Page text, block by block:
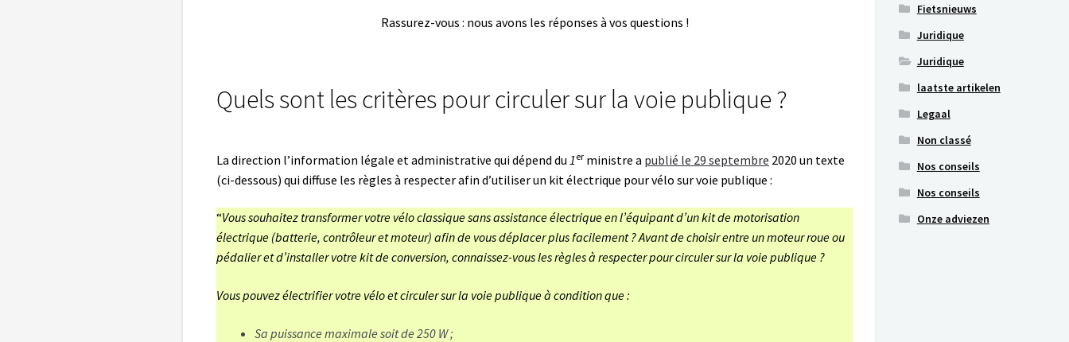
Rassurez-vous : nous avons les réponses à vos questions !
Quels sont les critères pour circuler sur la voie publique ?
La direction l’information légale et administrative qui dépend du 1 er ministre a publié le 29 septembre 2020 un texte
(ci-dessous) qui diffuse les règles à respecter afin d’utiliser un kit électrique pour vélo sur voie publique :
“Vous souhaitez transformer votre vélo classique sans assistance électrique en l’équipant d’un kit de motorisation
électrique (batterie, contrôleur et moteur) afin de vous déplacer plus facilement ? Avant de choisir entre un moteur roue ou
pédalier et d’installer votre kit de conversion, connaissez-vous les règles à respecter pour circuler sur la voie publique ?
Vous pouvez électrifier votre vélo et circuler sur la voie publique à condition que :
Sa puissance maximale soit de 250 W ;
Fietsnieuws
Juridique
Juridique
laatste artikelen
Legaal
Non classé
Nos conseils
Nos conseils
Onze adviezen